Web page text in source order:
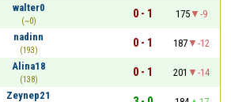
walter0
(~0)
0 - 1 175
-9
nadinn
(193)
0 - 1 187
-12
Alina18
(138)
0 - 1 201
-14
Zeynep21